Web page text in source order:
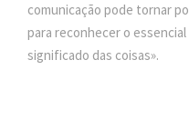
comunicação pode tornar
para reconhecer o
significado das coisas».